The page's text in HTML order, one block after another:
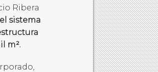
Ribera
el sistema
m².